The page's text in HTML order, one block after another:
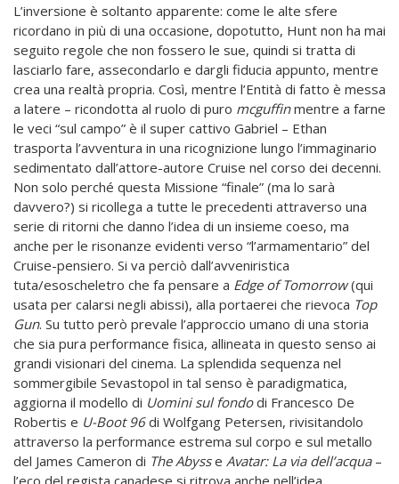
L’inversione è soltanto apparente: come le alte sfere
ricordano in più di una occasione, dopotutto, Hunt non ha mai
seguito regole che non fossero le sue, quindi si tratta di
lasciarlo fare, assecondarlo e dargli fiducia appunto, mentre
crea una realtà propria. Così, mentre l’Entità di fatto è messa
a latere – ricondotta al ruolo di puro mcguffinmentre a farne
le veci “sul campo” è il super cattivo Gabriel – Ethan
trasporta l’avventura in una ricognizione lungo l’immaginario
sedimentato dall’attore-autore Cruise nel corso dei decenni.
Non solo perché questa Missione “finale” (ma lo sarà
davvero?) si ricollega a tutte le precedenti attraverso una
serie di ritorni che danno l’idea di un insieme coeso, ma
anche per le risonanze evidenti verso “l’armamentario” del
Cruise-pensiero. Si va perciò dall’avveniristica
tuta/esoscheletro che fa pensare a Edge of Tomorrow(qui
usata per calarsi negli abissi), alla portaerei che rievoca Top
Gun. Su tutto però prevale l’approccio umano di una storia
che sia pura performance fisica, allineata in questo senso ai
grandi visionari del cinema. La splendida sequenza nel
sommergibile Sevastopol in tal senso è paradigmatica,
aggiorna il modello di Uomini sul fondodi Francesco De
Robertis e U-Boot 96di Wolfgang Petersen, rivisitandolo
attraverso la performance estrema sul corpo e sul metallo
del James Cameron di The Abysse Avatar: La via dell’acqua–
l’eco del regista canadese si ritrova anche nell’idea